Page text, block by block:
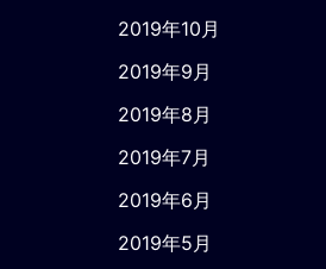
2019年10月
2019年9月
2019年8月
2019年7月
2019年6月
2019年5月